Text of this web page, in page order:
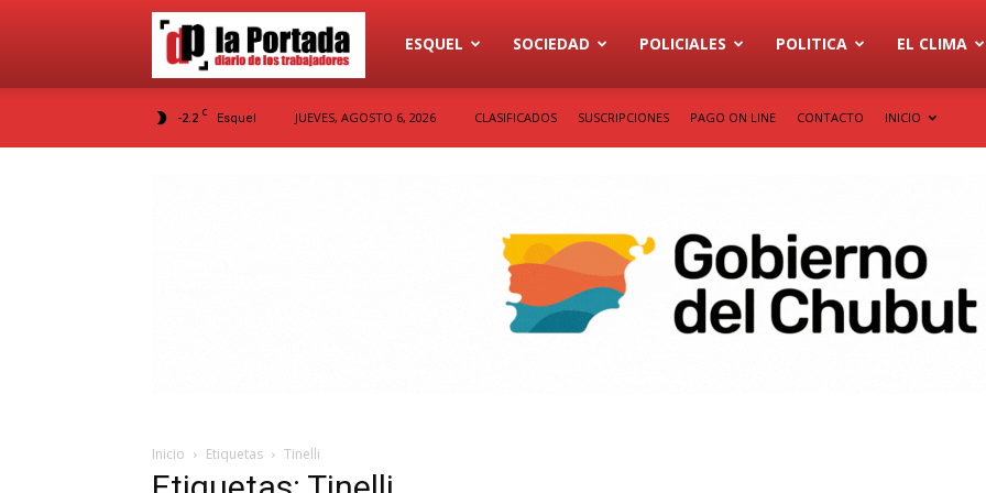
Diario
La
ESQUEL SOCIEDAD POLICIALES POLITICA EL CLIMA
-2.2 C Esquel JUEVES, AGOSTO 6, 2026 CLASIFICADOS SUSCRIPCIONES PAGO ON LINE CONTACTO INICIO
Inicio Etiquetas Tinelli